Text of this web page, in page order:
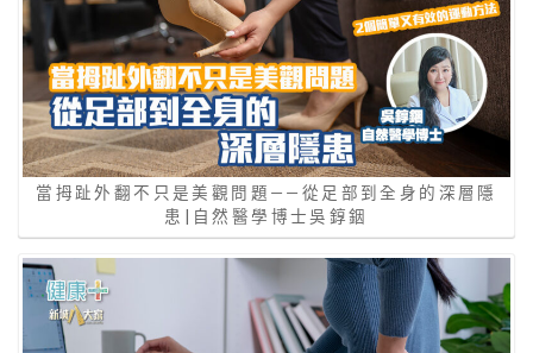
當拇趾外翻不只是美觀問題——從足部到全身的深層隱
患|自然醫學博士吳錞銦